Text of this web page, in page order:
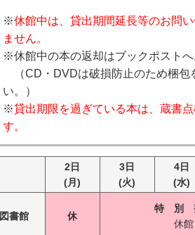
※休館中は、貸出期間延長等のお問
ません。
※休館中の本の返却はブックポスト
（CD・DVDは破損防止のため梱包
い。）
※貸出期限を過ぎている本は、蔵書
す。
2日
(月)
3日
(火)
4日
(水)
図書館 休
特 別
休